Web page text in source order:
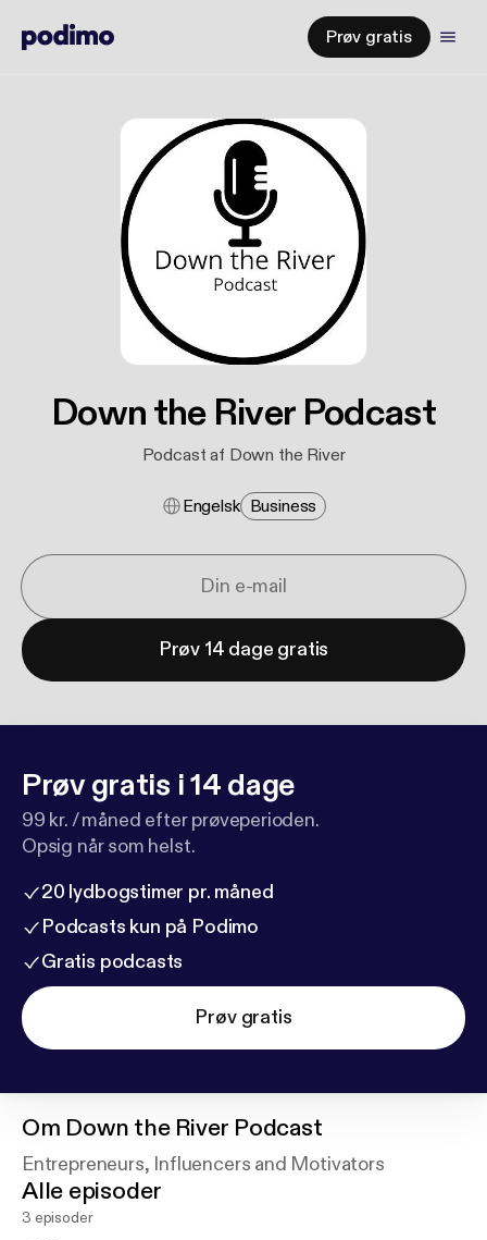
Prøv gratis
Down the River Podcast
Podcast af Down the River
Engelsk Business
Prøv 14 dage gratis
Prøv gratis i 14 dage
99 kr. / måned efter prøveperioden.
Opsig når som helst.
20 lydbogstimer pr. måned
Podcasts kun på Podimo
Gratis podcasts
Prøv gratis
Om Down the River Podcast
Entrepreneurs, Influencers and Motivators
Alle episoder
3 episoder